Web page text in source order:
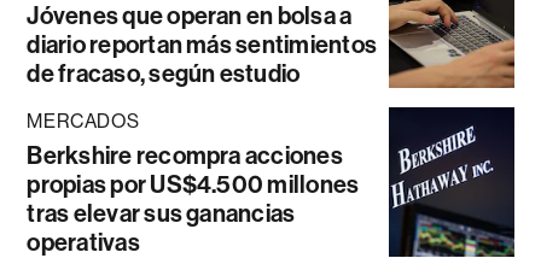
Jóvenes que operan en bolsa a
diario reportan más sentimientos
de fracaso, según estudio
MERCADOS
Berkshire recompra acciones
propias por US$4.500 millones
tras elevar sus ganancias
operativas